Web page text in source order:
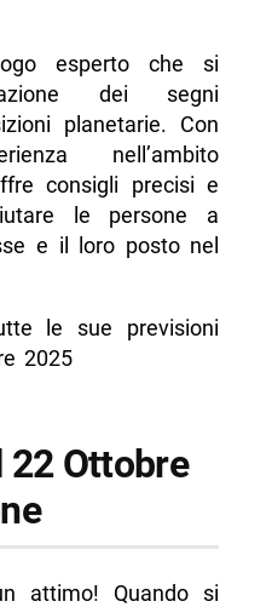
esperto che si
dei segni
planetarie. Con
nell’ambito
consigli precisi e
le persone a
e il loro posto nel
le sue previsioni
2025
22 Ottobre
attimo! Quando si